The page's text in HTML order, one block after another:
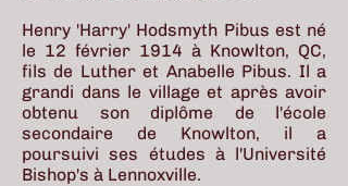
Henry 'Harry' Hodsmyth Pibus est né
le 12 février 1914 à Knowlton, QC,
fils de Luther et Anabelle Pibus. Il a
grandi dans le village et après avoir
obtenu son diplôme de l'école
secondaire de Knowlton, il a
poursuivi ses études à l'Université
Bishop's à Lennoxville.